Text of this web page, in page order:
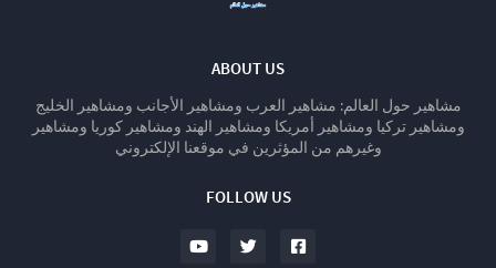
ABOUT US
مشاهير حول العالم: مشاهير العرب ومشاهير الأجانب ومشاهير الخليج
ومشاهير تركيا ومشاهير أمريكا ومشاهير الهند ومشاهير كوريا ومشاهير
وغيرهم من المؤثرين في موقعنا الإلكتروني
FOLLOW US